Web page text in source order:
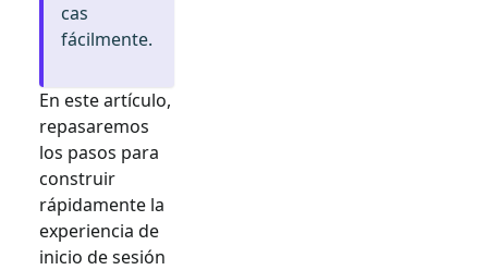
cas
fácilmente.
En este artículo,
repasaremos
los pasos para
construir
rápidamente la
experiencia de
inicio de sesión